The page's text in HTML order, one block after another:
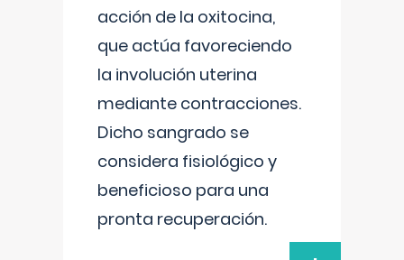
acción de la oxitocina,
que actúa favoreciendo
la involución uterina
mediante contracciones.
Dicho sangrado se
considera fisiológico y
beneficioso para una
pronta recuperación.